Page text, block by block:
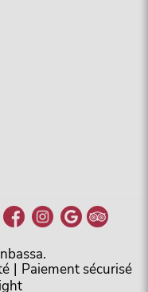
| Paiement sécurisé